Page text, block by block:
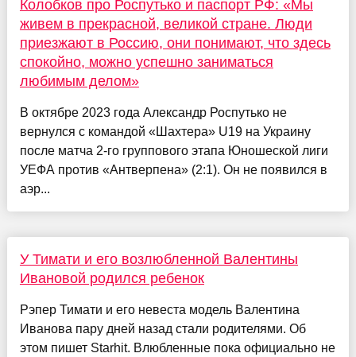
Колобков про Роспутько и паспорт РФ: «Мы
живем в прекрасной, великой стране. Люди
приезжают в Россию, они понимают, что здесь
спокойно, можно успешно заниматься
любимым делом»
В октябре 2023 года Александр Роспутько не
вернулся с командой «Шахтера» U19 на Украину
после матча 2-го группового этапа Юношеской лиги
УЕФА против «Антверпена» (2:1). Он не появился в
аэр...
У Тимати и его возлюбленной Валентины
Ивановой родился ребенок
Рэпер Тимати и его невеста модель Валентина
Иванова пару дней назад стали родителями. Об
этом пишет Starhit. Влюбленные пока официально не